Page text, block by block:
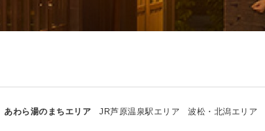
あわら湯のまちエリア JR芦原温泉駅エリア 波松・北潟エリア